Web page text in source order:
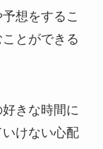
想をするこ
とができる
きな時間に
けない心配